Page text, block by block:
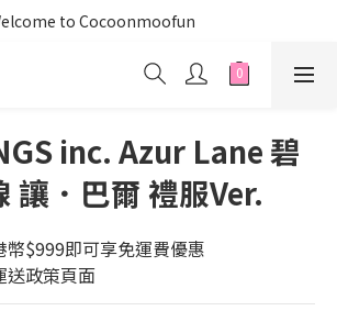
to Cocoonmoofun
inc. Azur Lane 碧
讓．巴爾 禮服Ver.
幣$999即可享免運費優惠
送政策頁面